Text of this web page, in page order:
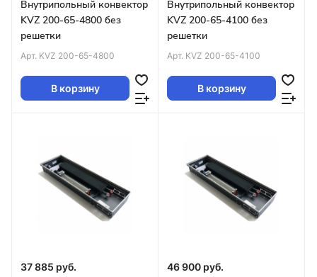
Внутрипольный конвектор
KVZ 200-65-4800 без
решетки
Арт. KVZ 200-65-4800
В корзину
Внутрипольный конвектор
KVZ 200-65-4100 без
решетки
Арт. KVZ 200-65-4100
В корзину
37 885 руб. 46 900 руб.